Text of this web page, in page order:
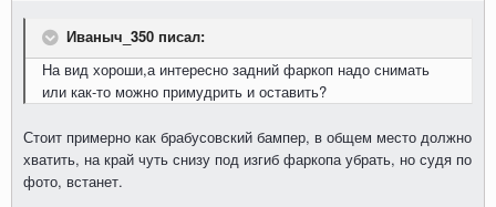
Иваныч_350 писал:
На вид хороши,а интересно задний фаркоп надо снимать
или как-то можно примудрить и оставить?
Стоит примерно как брабусовский бампер, в общем место должно
хватить, на край чуть снизу под изгиб фаркопа убрать, но судя по
фото, встанет.